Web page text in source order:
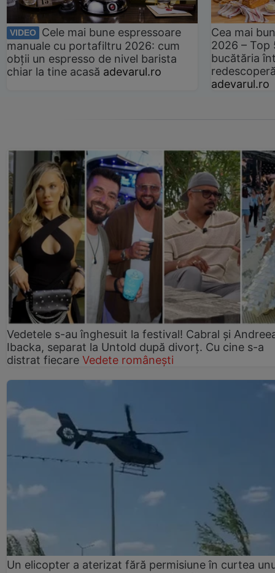
VIDEO
Cele mai bune espressoare
manuale cu portafiltru 2026: cum
obții un espresso de nivel barista
chiar la tine acasă adevarul.ro
Cea mai
2026 –
bucătăria
adevarul.ro
Vedetele s-au înghesuit la festival! Cabral și
Ibacka, separat la Untold după divorț. Cu cine s-a
distrat fiecare Vedete românești
Un elicopter a aterizat fără permisiune în curtea